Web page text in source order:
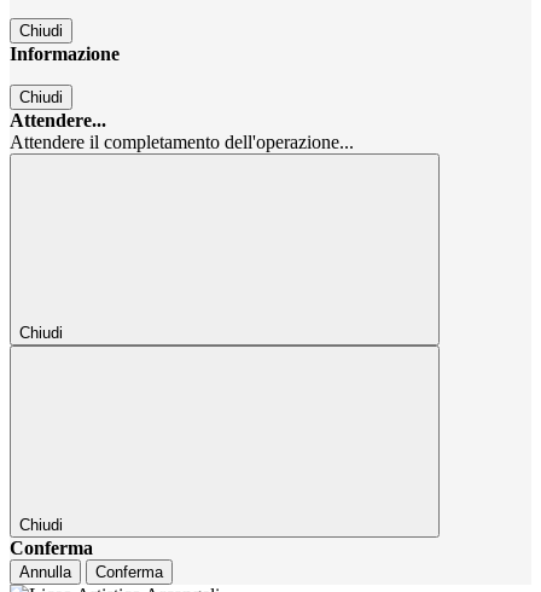
Chiudi
Informazione
Chiudi
Attendere...
Attendere il completamento dell'operazione...
Chiudi
Chiudi
Conferma
Annulla Conferma